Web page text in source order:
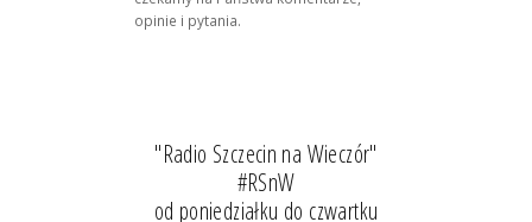
opinie i pytania.
"Radio Szczecin na Wieczór"
#RSnW
od poniedziałku do czwartku